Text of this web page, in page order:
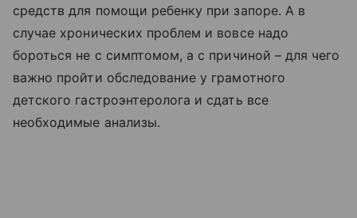
средств для помощи ребенку при запоре. А в
случае хронических проблем и вовсе надо
бороться не с симптомом, а с причиной – для чего
важно пройти обследование у грамотного
детского гастроэнтеролога и сдать все
необходимые анализы.